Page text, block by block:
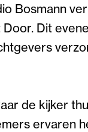
Bosmann
Dit
de kijker
ervaren